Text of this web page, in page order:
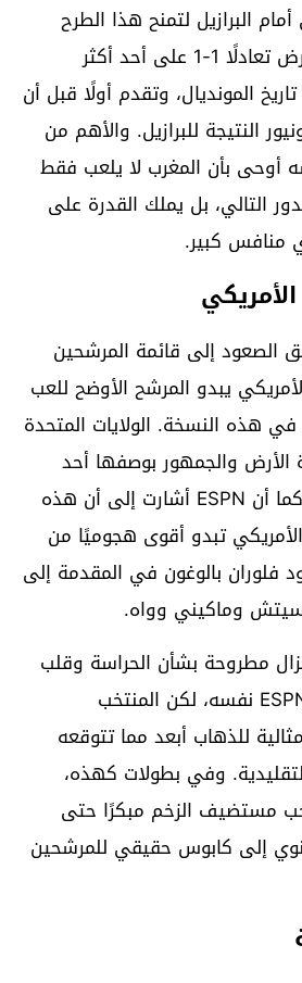
البرازيل لتمنح هذا الطرح
شرعية أكبر، بعدما فرض تعادلًا 1-1 على أحد أكثر
المونديال، وتقدم أولًا قبل أن
النتيجة للبرازيل. والأهم من
أوحى بأن المغرب لا يلعب فقط
التالي، بل يملك القدرة على
منافس كبير.
الصعود إلى قائمة المرشحين
يبدو المرشح الأوضح للعب
في هذه النسخة. الولايات المتحدة
الأرض والجمهور بوصفها أحد
البلدان المستضيفة، كما أن ESPN أشارت إلى أن هذه
تبدو أقوى هجوميًا من
فلوران بالوغون في المقدمة إلى
وماكيني وواه.
مطروحة بشأن الحراسة وقلب
الدفاع، وفق تقييم ESPN نفسه، لكن المنتخب
للذهاب أبعد مما تتوقعه
وفي بطولات كهذه،
مستضيف الزخم مبكرًا حتى
إلى كابوس حقيقي للمرشحين